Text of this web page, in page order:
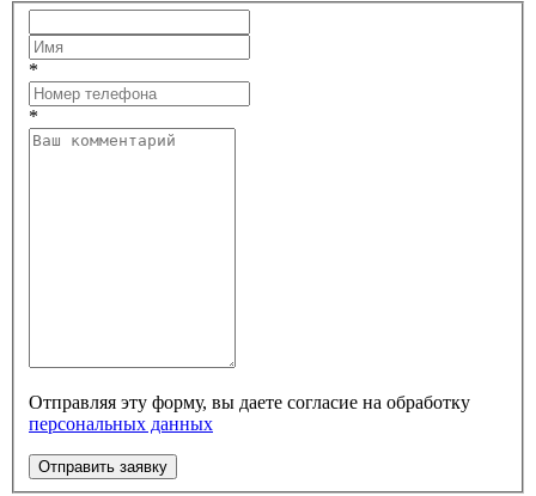
*
*
Отправляя эту форму, вы даете согласие на обработку
персональных данных
Отправить заявку